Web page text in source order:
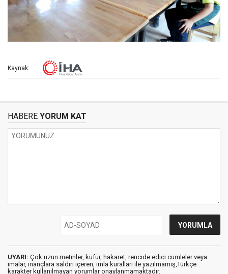
Kaynak:
HABERE YORUM KAT
UYARI: Çok uzun metinler, küfür, hakaret, rencide edici cümleler veya
imalar, inançlara saldırı içeren, imla kuralları ile yazılmamış,Türkçe
karakter kullanılmayan yorumlar onaylanmamaktadır.